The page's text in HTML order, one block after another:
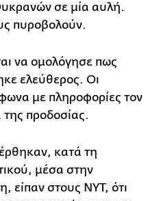
σε μία αυλή.
πυροβολούν.
να ομολόγησε πως
ελεύθερος. Οι
με πληροφορίες τον
προδοσίας.
κατά τη
μέσα στην
είπαν στους NYT, ότι